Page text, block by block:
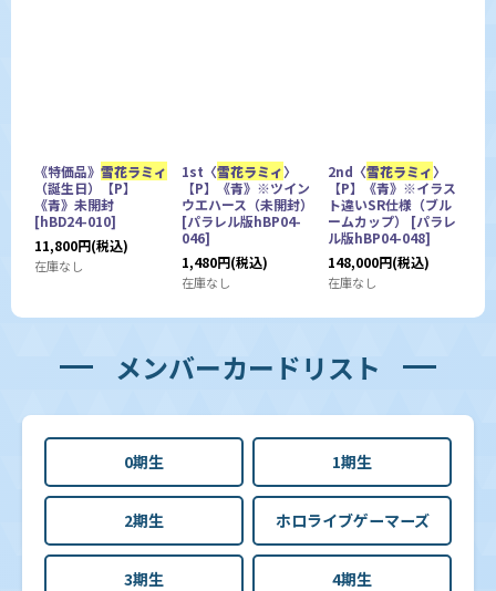
《特価品》 雪花ラミィ
（誕生日）【P】
《青》未開封
[hBD24-010]
11,800円(税込)
在庫なし
1st〈雪花ラミィ〉
【P】《青》※ツイン
ウエハース（未開封）
[パラレル版hBP04-
046]
1,480円(税込)
在庫なし
2nd〈雪花ラミィ〉
【P】《青》※イラス
ト違いSR仕様（ブル
ームカップ）
[パラレ
ル版hBP04-048]
148,000円(税込)
在庫なし
メンバーカードリスト
0期生 1期生
2期生 ホロライブゲーマーズ
3期生 4期生